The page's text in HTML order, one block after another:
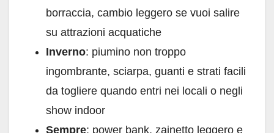
borraccia, cambio leggero se vuoi salire
su attrazioni acquatiche
Inverno: piumino non troppo
ingombrante, sciarpa, guanti e strati facili
da togliere quando entri nei locali o negli
show indoor
Sempre: power bank, zainetto leggero e